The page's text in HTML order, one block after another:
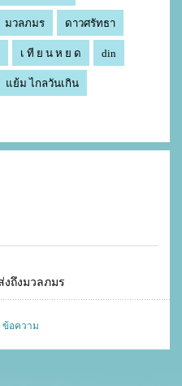
มวลภมร ดาวศรัทธา
เ ที ย น ห ย ด din
แย้ม ไกลวันเกิน
ถึงมวลภมร
ข้อความ